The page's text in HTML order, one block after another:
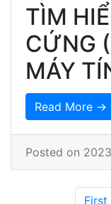
TÌM
CỨNG
MÁY
Read More →
Posted on
First